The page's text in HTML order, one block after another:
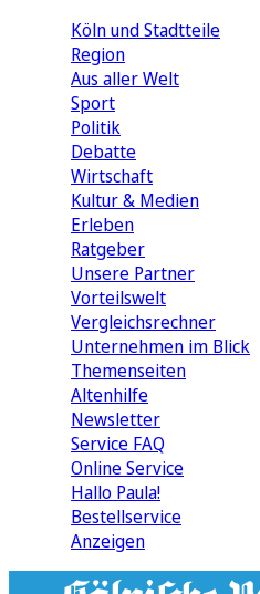
Köln und Stadtteile
Region
Aus aller Welt
Sport
Politik
Debatte
Wirtschaft
Kultur & Medien
Erleben
Ratgeber
Unsere Partner
Vorteilswelt
Vergleichsrechner
Unternehmen im Blick
Themenseiten
Altenhilfe
Newsletter
Service FAQ
Online Service
Hallo Paula!
Bestellservice
Anzeigen